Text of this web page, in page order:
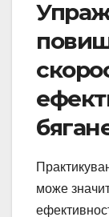
може